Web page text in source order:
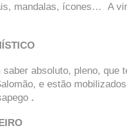
mandalas, ícones… A
absoluto, pleno, que
e estão
.